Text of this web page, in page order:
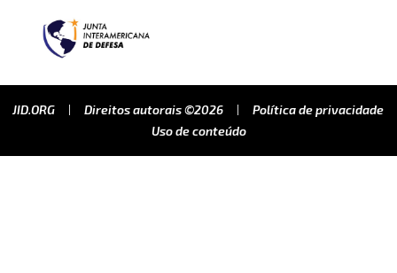
JID.ORG Direitos autorais ©2026
Política de privacidade
Uso de conteúdo